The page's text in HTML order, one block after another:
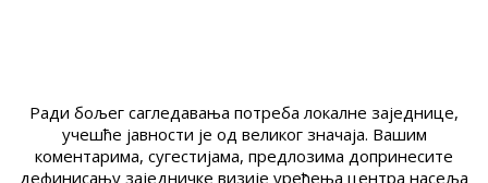
Ради бољег сагледавања потреба локалне заједнице,
учешће јавности је од великог значаја. Вашим
коментарима, сугестијама, предлозима допринесите
дефинисању заједничке визије уређења центра насеља